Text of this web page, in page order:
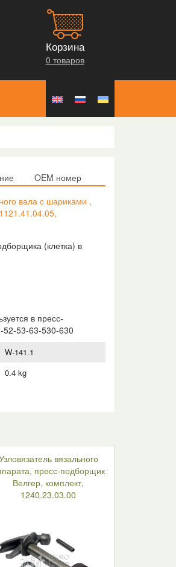
Корзина
0 товаров
OEM номер
вала с шариками ,
(клетка) в
в пресс-
52-53-63-530-630
W-141.1
0.4 kg
вязального
пресс-подборщик
Велгер, комплект,
1240.23.03.00